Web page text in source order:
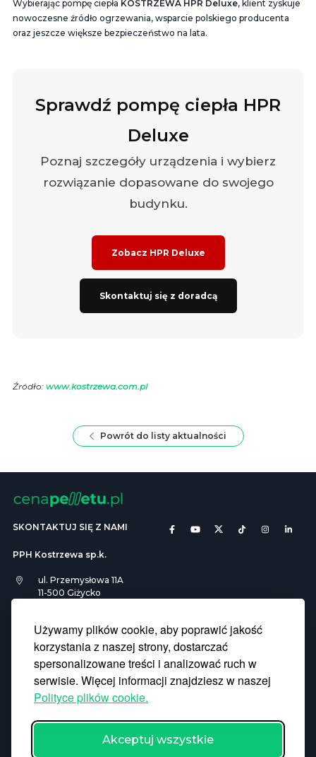
Używamy plików cookie, aby poprawić jakość
korzystania z naszej strony, dostarczać
spersonalizowane treści i analizować ruch w
serwisie. Więcej informacji znajdziesz w naszej
Polityce plików cookie.
Akceptuj wszystkie
Wybierając pompę ciepła KOSTRZEWA HPR Deluxe, klient zyskuje
nowoczesne źródło ogrzewania, wsparcie polskiego producenta
oraz jeszcze większe bezpieczeństwo na lata.
Sprawdź pompę ciepła HPR
Deluxe
Poznaj szczegóły urządzenia i wybierz
rozwiązanie dopasowane do swojego
budynku.
Zobacz HPR Deluxe
Skontaktuj się z doradcą
Źródło: www.kostrzewa.com.pl
Powrót do listy aktualności
SKONTAKTUJ SIĘ Z NAMI
PPH Kostrzewa sp.k.
ul. Przemysłowa 11A
11-500 Giżycko
Pliki Cookies RODO